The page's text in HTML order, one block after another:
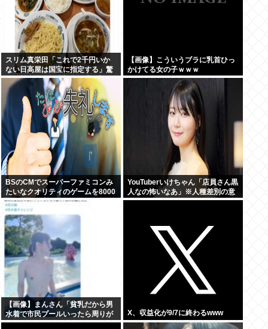
スリム真栄田「これで2千円いか
ない日高屋は国宝に指定する」驚
異の料金&量に反響続々「日高屋
恐るべし！」
【画像】こういうブラに乳首ひっ
かけてる女の子ｗｗｗ
BSのCMでスーパーファミコンみ
たいなクオリティのゲームを8000
円ぐらいで売ってるでしょ
YouTuberいけちゃん「店員さん黒
人なの怖いなあ」※人種差別の意
図はありません
【画像】まんさん「貧乳だから男
水着で市民プールいったら周りが
コソコソしだしてやばいwww」5
X、収益化が9/7に終わるwww